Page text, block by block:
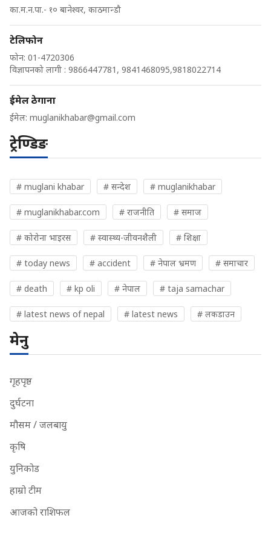
का.म.न.पा.- १० बानेश्वर, काठमान्डौ
टेलिफोन
फोन: 01-4720306
विज्ञापनको लागी : 9866447781, 9841468095,9818022714
ईमेल ठेगाना
ईमेल: muglanikhabar@gmail.com
ट्रेण्डिङ
# muglani khabar # सन्देश # muglanikhabar
# muglanikhabar.com # राजनीति # समाज
# कोरोना भाइरस # स्वास्थ्य-जीवनशैली # शिक्षा
# today news # accident # नेपाल भ्रमण # समाचार
# death # kp oli # नेपाल # taja samachar
# latest news of nepal # latest news # लकडाउन
मेनु
गृहपृष्ठ
दुर्घटना
मौसम / जलबायु
कृषि
युनिकोड
हाम्रो टीम
आजको राशिफल